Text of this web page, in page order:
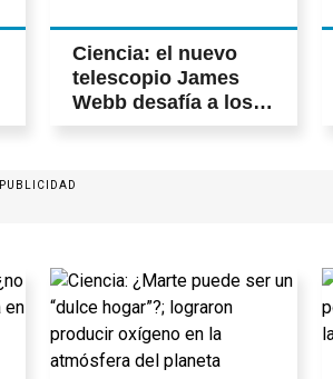
Ciencia: el nuevo
telescopio James
Webb desafía a los
astrónomos a ver
PUBLICIDAD